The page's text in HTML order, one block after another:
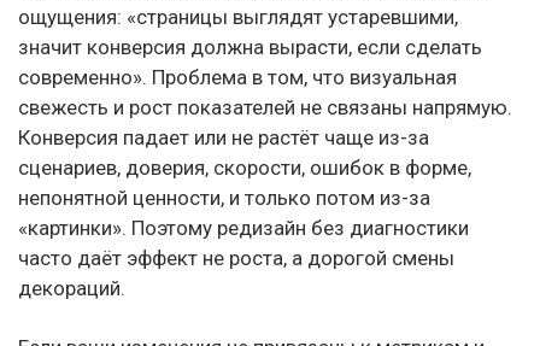
ощущения: «страницы выглядят устаревшими,
значит конверсия должна вырасти, если сделать
современно». Проблема в том, что визуальная
свежесть и рост показателей не связаны напрямую.
Конверсия падает или не растёт чаще из-за
сценариев, доверия, скорости, ошибок в форме,
непонятной ценности, и только потом из-за
«картинки». Поэтому редизайн без диагностики
часто даёт эффект не роста, а дорогой смены
декораций.